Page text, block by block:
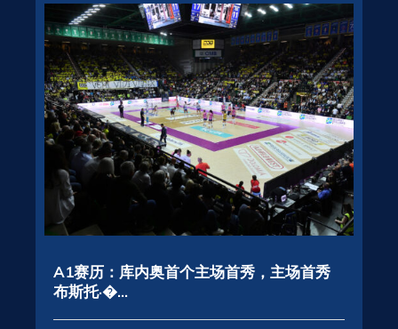
A1赛历：库内奥首个主场首秀，主场首秀
布斯托·�...